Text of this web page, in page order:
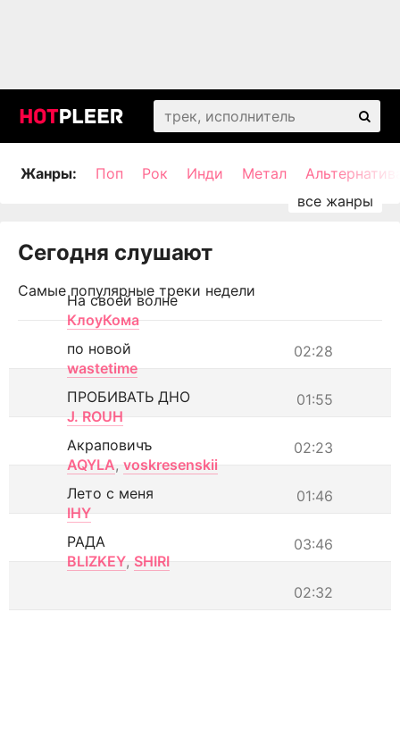
Жанры: Поп Рок Инди Метал
Сегодня слушают
Самые популярные треки недели
На своей волне
КлоуКома
02:28
по новой
wastetime
01:55
ПРОБИВАТЬ ДНО
J. ROUH
02:23
Акраповичъ
AQYLA, voskresenskii
01:46
Лето с меня
IHY
03:46
РАДА
BLIZKEY, SHIRI
02:32